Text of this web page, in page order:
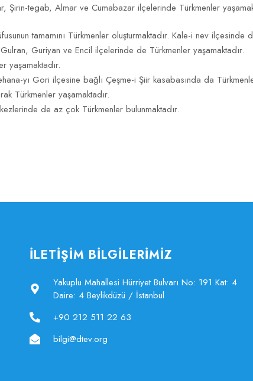
tegab, Almar ve Cumabazar ilçelerinde Türkmenler
tamamını Türkmenler oluşturmaktadır. Kale-i nev ilçesinde
Guriyan ve Encil ilçelerinde de Türkmenler yaşamaktadır.
yaşamaktadır.
yı Gori ilçesine bağlı Çeşme-i Şiir kasabasında da
Türkmenler yaşamaktadır.
de az çok Türkmenler bulunmaktadır.
İLETİŞİM BİLGİLERİMİZ
Yakuplu Mahallesi Hürriyet Bulvarı No: 191 Kat: 4
Daire: 4 Beylikdüzü / İstanbul
+90 212 511 22 63
bilgi@dtev.org